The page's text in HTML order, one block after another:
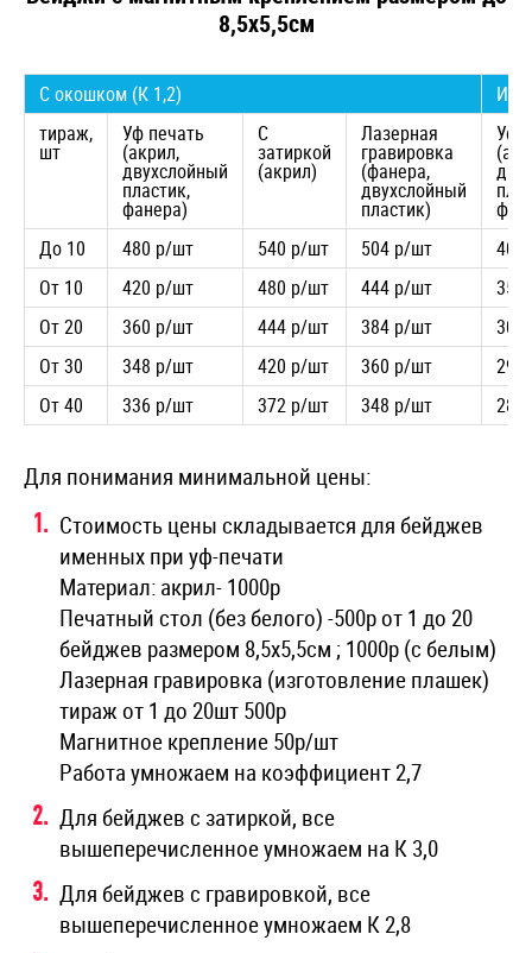
8,5х5,5см
С окошком (К 1,2)
тираж,
шт
Уф печать
(акрил,
двухслойный
пластик,
фанера)
С
затиркой
(акрил)
Лазерная
гравировка
(фанера,
двухслойный
пластик)
Уф
До 10
480 р/шт 540 р/шт 504 р/шт
400
От 10
420 р/шт 480 р/шт 444 р/шт
350
От 20
360 р/шт 444 р/шт 384 р/шт
300
От 30
348 р/шт 420 р/шт 360 р/шт
290
От 40
336 р/шт 372 р/шт 348 р/шт 280
Для понимания минимальной цены:
Стоимость цены складывается для бейджев
именных при уф-печати
Материал: акрил- 1000р
Печатный стол (без белого) -500р от 1 до 20
бейджев размером 8,5х5,5см ; 1000р (с белым)
Лазерная гравировка (изготовление плашек)
тираж от 1 до 20шт 500р
Магнитное крепление 50р/шт
Работа умножаем на коэффициент 2,7
Для бейджев с затиркой, все
вышеперечисленное умножаем на К 3,0
Для бейджев с гравировкой, все
вышеперечисленное умножаем К 2,8